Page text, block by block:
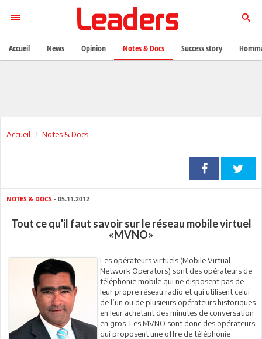
Accueil Notes & Docs
NOTES & DOCS - 05.11.2012
Tout ce qu'il faut savoir sur le réseau mobile virtuel
«MVNO»
Les opérateurs virtuels (Mobile Virtual
Network Operators) sont des opérateurs de
téléphonie mobile qui ne disposent pas de
leur propre réseau radio et qui utilisent celui
de l’un ou de plusieurs opérateurs historiques
en leur achetant des minutes de conversation
en gros. Les MVNO sont donc des opérateurs
qui proposent une offre de téléphonie
Accueil News Opinion Notes & Docs Success story